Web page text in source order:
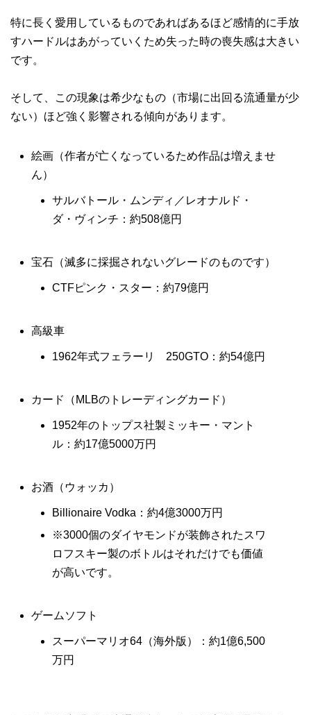
特に長く愛用しているものであればあるほど感情的に手放
すハードルはあがっていくため失った時の喪失感は大きい
です。
そして、この現象は希少なもの（市場に出回る流通量が少
ない）ほど強く影響される傾向があります。
絵画（作者が亡くなっているため作品は増えませ
ん）
サルバトール・ムンディ／レオナルド・
ダ・ヴィンチ：約508億円
宝石（滅多に採掘されないグレードのものです）
CTFピンク・スター：約79億円
高級車
1962年式フェラーリ 250GTO：約54億円
カード（MLBのトレーディングカード）
1952年のトップス社製ミッキー・マント
ル：約17億5000万円
お酒（ウォッカ）
Billionaire Vodka：約4億3000万円
※3000個のダイヤモンドが装飾されたスワ
ロフスキー製のボトルはそれだけでも価値
が高いです。
ゲームソフト
スーパーマリオ64（海外版）：約1億6,500
万円